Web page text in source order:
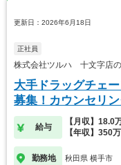
更新日：2026年6月18日
正社員
株式会社ツルハ 十文字店
大手ドラッグチェ
募集！カウンセリ
給与
【月収】18.0
【年収】350
勤務地 秋田県 横手市